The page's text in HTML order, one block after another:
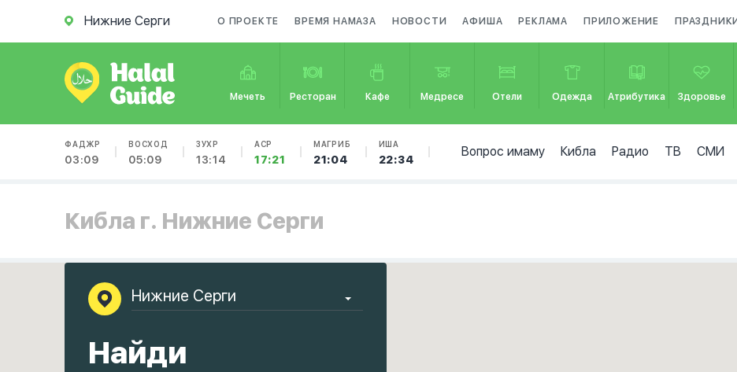
Нижние Серги О ПРОЕКТЕ ВРЕМЯ НАМАЗА НОВОСТИ АФИША РЕКЛАМА ПРИЛОЖЕНИЕ ПРАЗДНИКИ
Мечеть Ресторан Кафе Медресе Отели Одежда Атрибутика Здоровье
ФАДЖР
03:09
ВОСХОД
05:09
ЗУХР
13:14
АСР
17:21
МАГРИБ
21:04
ИША
22:34
Вопрос имаму Кибла Радио ТВ СМИ
Кибла г. Нижние Серги
Найди